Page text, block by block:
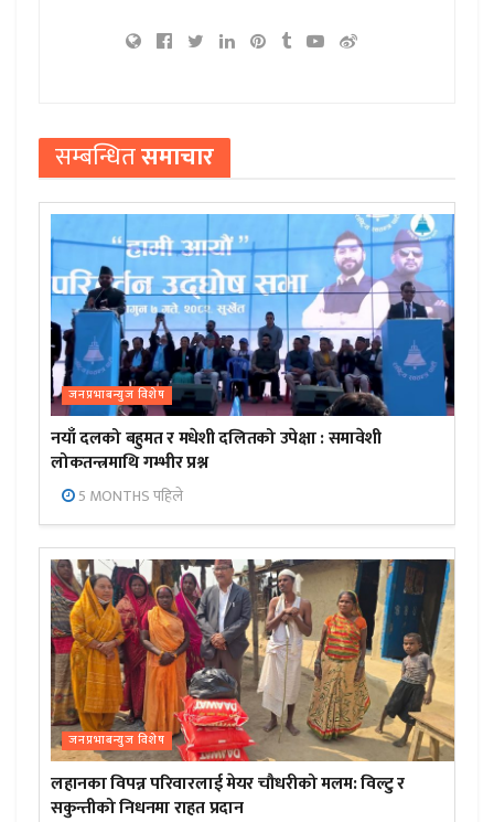
सम्बन्धितसमाचार
जनप्रभाबन्युज विशेष
नयाँ दलको बहुमत र मधेशी दलितको उपेक्षा : समावेशी
लोकतन्त्रमाथि गम्भीर प्रश्न
5 MONTHS पहिले
जनप्रभाबन्युज विशेष
लहानका विपन्न परिवारलाई मेयर चौधरीको मलम: विल्टु र
सकुन्तीको निधनमा राहत प्रदान